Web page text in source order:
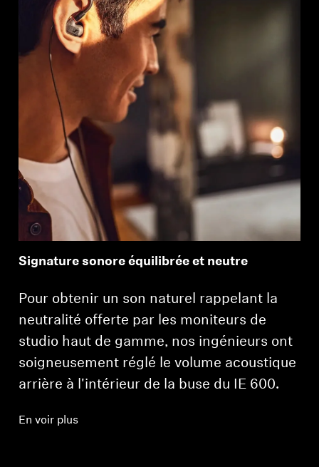
Signature sonore équilibrée et neutre
Pour obtenir un son naturel rappelant la
neutralité offerte par les moniteurs de
studio haut de gamme, nos ingénieurs ont
soigneusement réglé le volume acoustique
arrière à l'intérieur de la buse du IE 600.
En voir plus